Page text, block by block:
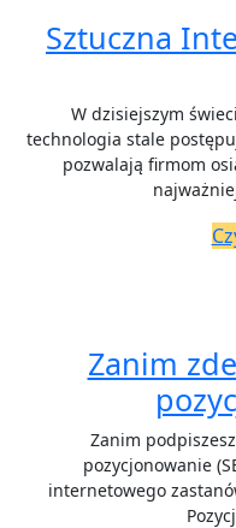
Sztuczna
W dzisiejszym świecie marketingu internetowego
technologia stale
pozwalają firmom
Zanim
Zanim podpiszesz umowę na optymalizację i
pozycjonowanie
internetowego